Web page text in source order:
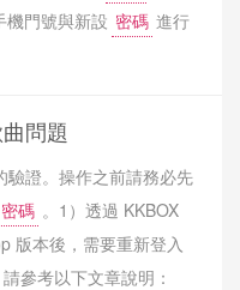
機門號與新設 密碼 進行
問題
驗證。操作之前請務必先
密碼 。1）透過 KKBOX
版本後，需要重新登入
請參考以下文章說明：